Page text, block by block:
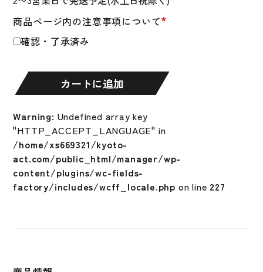
商品ページ内の注意事項について*
確認・了承済み
用
プ
ロ
フ
ッ
シ
ナ
ル
セ
レ
ク
シ
魚
カートに追加
Warning: Undefined array key
"HTTP_ACCEPT_LANGUAGE" in
/home/xs669321/kyoto-
act.com/public_html/manager/wp-
content/plugins/wc-fields-
factory/includes/wcff_locale.php on line 227